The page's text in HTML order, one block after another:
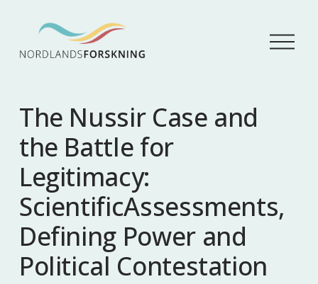
Å
p
The Nussir Case and
the Battle for
Legitimacy:
ScientificAssessments,
Defining Power and
Political Contestation